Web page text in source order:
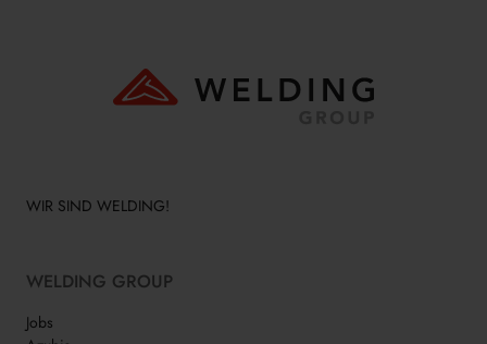
WIR SIND WELDING!
WELDING GROUP
Jobs